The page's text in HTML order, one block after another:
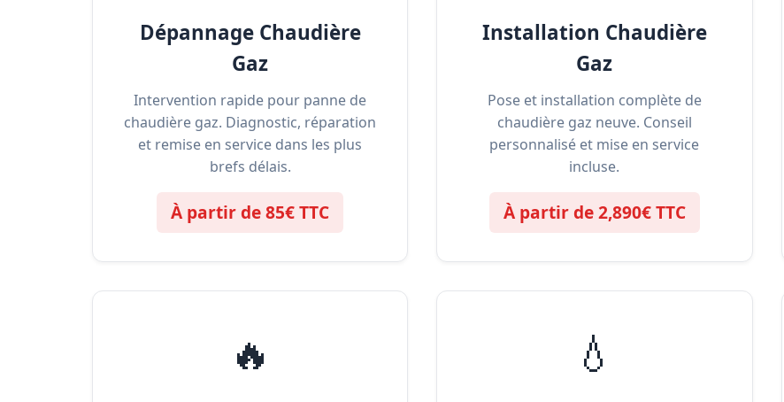
Dépannage Chaudière
Gaz
Intervention rapide pour panne de
chaudière gaz. Diagnostic, réparation
et remise en service dans les plus
brefs délais.
À partir de 85€ TTC
Installation Chaudière
Gaz
Pose et installation complète de
chaudière gaz neuve. Conseil
personnalisé et mise en service
incluse.
À partir de 2,890€ TTC
🔥 💧